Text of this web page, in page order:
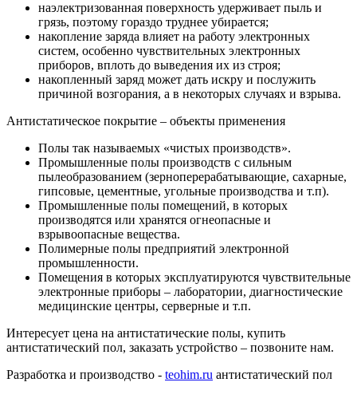
наэлектризованная поверхность удерживает пыль и
грязь, поэтому гораздо труднее убирается;
накопление заряда влияет на работу электронных
систем, особенно чувствительных электронных
приборов, вплоть до выведения их из строя;
накопленный заряд может дать искру и послужить
причиной возгорания, а в некоторых случаях и взрыва.
Антистатическое покрытие – объекты применения
Полы так называемых «чистых производств».
Промышленные полы производств с сильным
пылеобразованием (зерноперерабатывающие, сахарные,
гипсовые, цементные, угольные производства и т.п).
Промышленные полы помещений, в которых
производятся или хранятся огнеопасные и
взрывоопасные вещества.
Полимерные полы предприятий электронной
промышленности.
Помещения в которых эксплуатируются чувствительные
электронные приборы – лаборатории, диагностические
медицинские центры, серверные и т.п.
Интересует цена на антистатические полы, купить
антистатический пол, заказать устройство – позвоните нам.
Разработка и производство - teohim.ru антистатический пол